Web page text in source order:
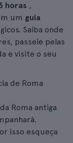
horas ,
um guia
Saiba onde
passeie pelas
e visite o seu
de Roma
Roma antiga
isso esqueça